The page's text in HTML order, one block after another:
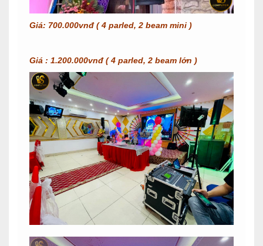
Giá: 700.000vnđ ( 4 parled, 2 beam mini )
Giá : 1.200.000vnđ ( 4 parled, 2 beam lớn )